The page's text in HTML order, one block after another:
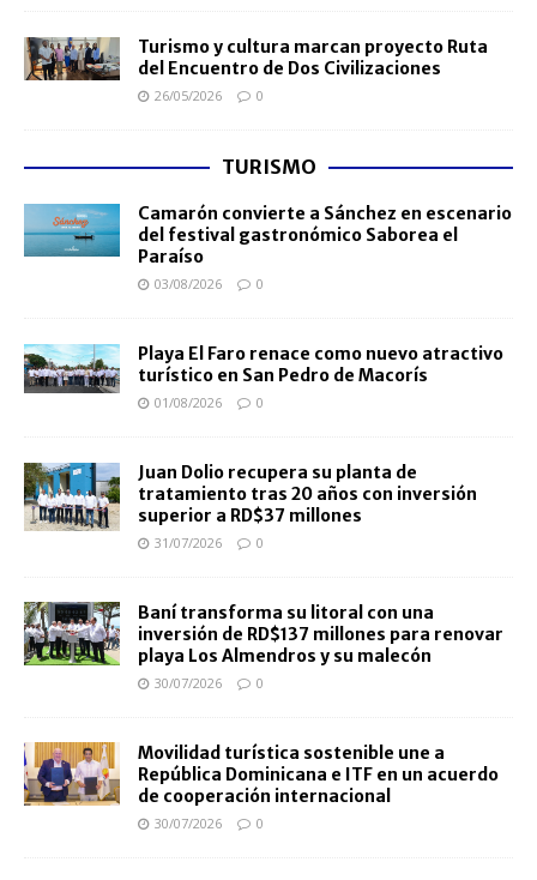
Turismo y cultura marcan proyecto Ruta
del Encuentro de Dos Civilizaciones
26/05/2026 0
TURISMO
Camarón convierte a Sánchez en escenario
del festival gastronómico Saborea el
Paraíso
03/08/2026 0
Playa El Faro renace como nuevo atractivo
turístico en San Pedro de Macorís
01/08/2026 0
Juan Dolio recupera su planta de
tratamiento tras 20 años con inversión
superior a RD$37 millones
31/07/2026 0
Baní transforma su litoral con una
inversión de RD$137 millones para renovar
playa Los Almendros y su malecón
30/07/2026 0
Movilidad turística sostenible une a
República Dominicana e ITF en un acuerdo
de cooperación internacional
30/07/2026 0